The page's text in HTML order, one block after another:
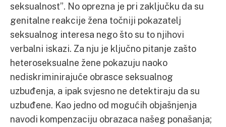
seksualnost”. No oprezna je pri zaključku da su
genitalne reakcije žena točniji pokazatelj
seksualnog interesa nego što su to njihovi
verbalni iskazi. Za nju je ključno pitanje zašto
heteroseksualne žene pokazuju naoko
nediskriminirajuće obrasce seksualnog
uzbuđenja, a ipak svjesno ne detektiraju da su
uzbuđene. Kao jedno od mogućih objašnjenja
navodi kompenzaciju obrazaca našeg ponašanja;